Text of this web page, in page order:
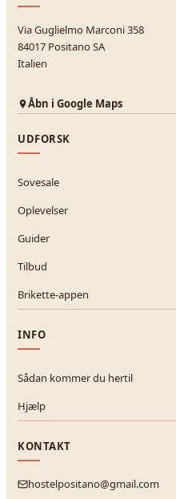
Via Guglielmo Marconi 358
84017 Positano SA
Italien
Åbn i Google Maps
UDFORSK
Sovesale
Oplevelser
Guider
Tilbud
Brikette-appen
INFO
Sådan kommer du hertil
Hjælp
KONTAKT
hostelpositano@gmail.com